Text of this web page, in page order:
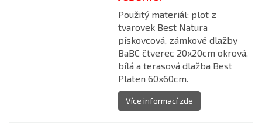
Použitý materiál: plot z
tvarovek Best Natura
pískovcová, zámkové dlažby
BaBC čtverec 20x20cm okrová,
bílá a terasová dlažba Best
Platen 60x60cm.
Více informací zde